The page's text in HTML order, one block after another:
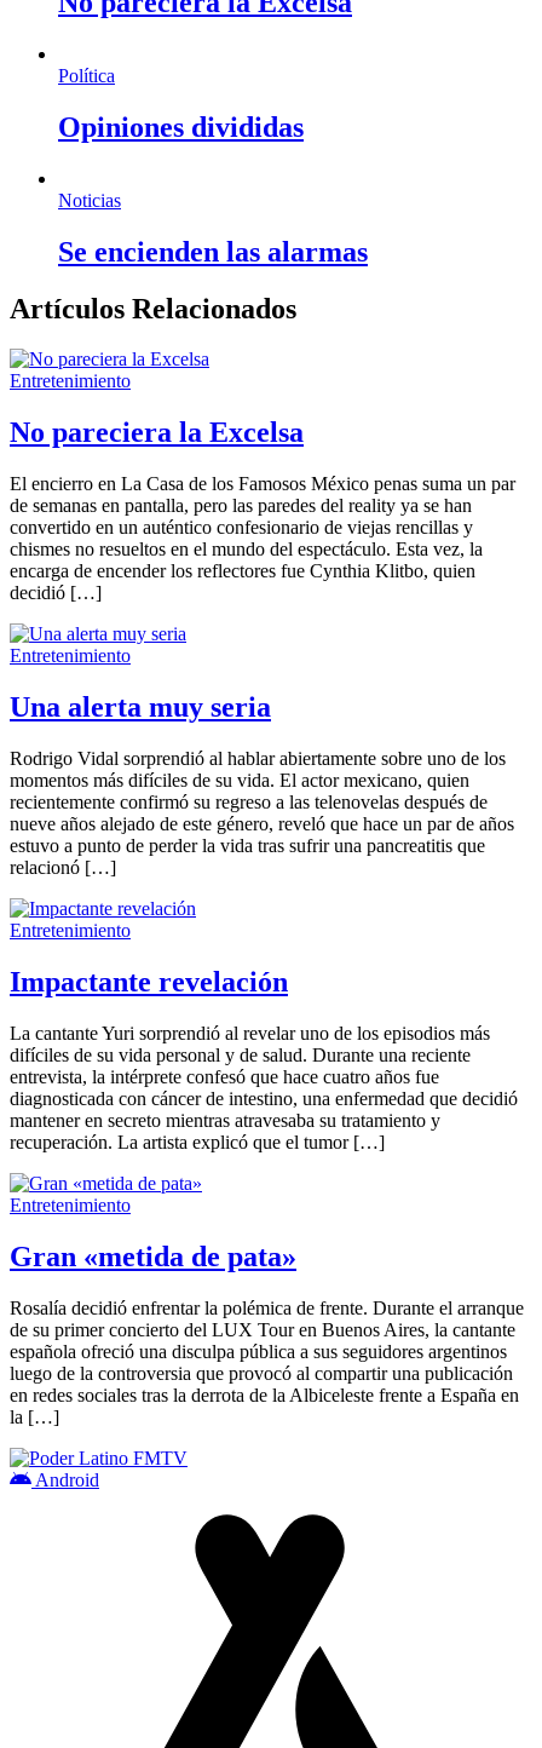
Política
Opiniones divididas
Noticias
Se encienden las alarmas
Artículos Relacionados
Entretenimiento
No pareciera la Excelsa
El encierro en La Casa de los Famosos México penas suma un par
de semanas en pantalla, pero las paredes del reality ya se han
convertido en un auténtico confesionario de viejas rencillas y
chismes no resueltos en el mundo del espectáculo. Esta vez, la
encarga de encender los reflectores fue Cynthia Klitbo, quien
decidió […]
Entretenimiento
Una alerta muy seria
Rodrigo Vidal sorprendió al hablar abiertamente sobre uno de los
momentos más difíciles de su vida. El actor mexicano, quien
recientemente confirmó su regreso a las telenovelas después de
nueve años alejado de este género, reveló que hace un par de años
estuvo a punto de perder la vida tras sufrir una pancreatitis que
relacionó […]
Entretenimiento
Impactante revelación
La cantante Yuri sorprendió al revelar uno de los episodios más
difíciles de su vida personal y de salud. Durante una reciente
entrevista, la intérprete confesó que hace cuatro años fue
diagnosticada con cáncer de intestino, una enfermedad que decidió
mantener en secreto mientras atravesaba su tratamiento y
recuperación. La artista explicó que el tumor […]
Entretenimiento
Gran «metida de pata»
Rosalía decidió enfrentar la polémica de frente. Durante el arranque
de su primer concierto del LUX Tour en Buenos Aires, la cantante
española ofreció una disculpa pública a sus seguidores argentinos
luego de la controversia que provocó al compartir una publicación
en redes sociales tras la derrota de la Albiceleste frente a España en
la […]
Android